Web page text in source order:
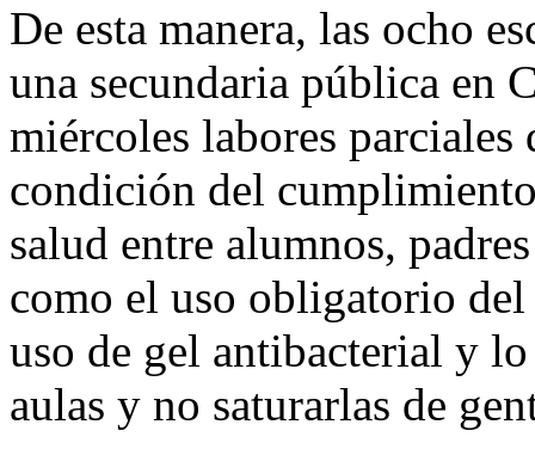
De esta manera, las ocho
una secundaria pública en
miércoles labores parciales
condición del
salud entre alumnos,
como el uso obligatorio del
uso de gel antibacterial y
aulas y no saturarlas de